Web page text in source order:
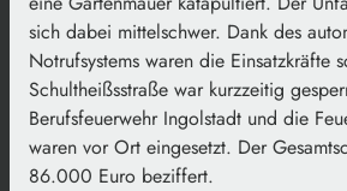
sich dabei mittelschwer. Dank des
Notrufsystems waren die Einsatzkräfte
Schultheißsstraße war kurzzeitig
Berufsfeuerwehr Ingolstadt und die
waren vor Ort eingesetzt. Der
86.000 Euro beziffert.